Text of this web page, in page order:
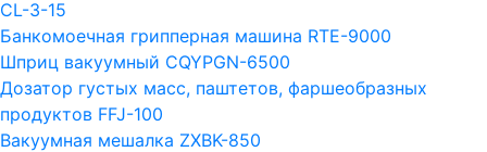
CL-3-15
Банкомоечная грипперная машина RTE-9000
Шприц вакуумный CQYPGN-6500
Дозатор густых масс, паштетов, фаршеобразных
продуктов FFJ-100
Вакуумная мешалка ZXBK-850